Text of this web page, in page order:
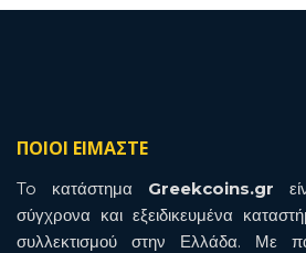
ΠΟΙΟΙ ΕΙΜΑΣΤΕ
To κατάστημα Greekcoins.gr
σύγχρονα και εξειδικευμένα
συλλεκτισμού στην Ελλάδα. Με